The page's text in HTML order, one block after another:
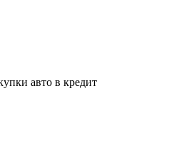
авто в кредит